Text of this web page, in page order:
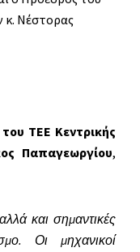
κ. Νέστορας
ΤΕΕ Κεντρικής
Παπαγεωργίου,
και σημαντικές
Οι μηχανικοί